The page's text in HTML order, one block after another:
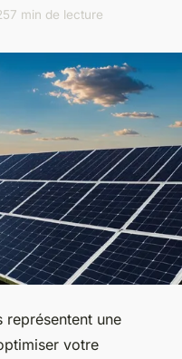
7 min de lecture
représentent une
votre